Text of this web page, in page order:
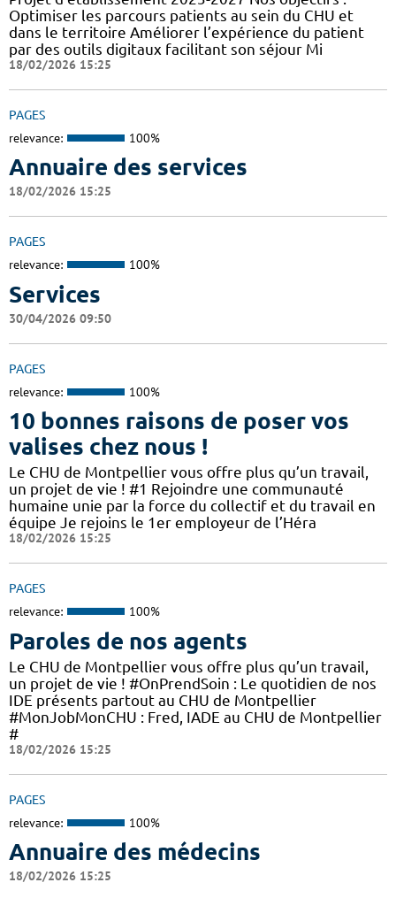
Optimiser les parcours patients au sein du CHU et
dans le territoire Améliorer l’expérience du patient
par des outils digitaux facilitant son séjour Mi
18/02/2026 15:25
PAGES
relevance: 100%
Annuaire des services
18/02/2026 15:25
PAGES
relevance: 100%
Services
30/04/2026 09:50
PAGES
relevance: 100%
10 bonnes raisons de poser vos
valises chez nous !
Le CHU de Montpellier vous offre plus qu’un travail,
un projet de vie ! #1 Rejoindre une communauté
humaine unie par la force du collectif et du travail en
équipe Je rejoins le 1er employeur de l’Héra
18/02/2026 15:25
PAGES
relevance: 100%
Paroles de nos agents
Le CHU de Montpellier vous offre plus qu’un travail,
un projet de vie ! #OnPrendSoin : Le quotidien de nos
IDE présents partout au CHU de Montpellier
#MonJobMonCHU : Fred, IADE au CHU de Montpellier
#
18/02/2026 15:25
PAGES
relevance: 100%
Annuaire des médecins
18/02/2026 15:25